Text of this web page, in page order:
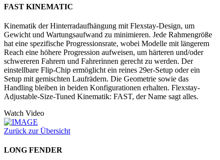
FAST KINEMATIC
Kinematik der Hinterradaufhängung mit Flexstay-Design, um
Gewicht und Wartungsaufwand zu minimieren. Jede Rahmengröße
hat eine spezifische Progressionsrate, wobei Modelle mit längerem
Reach eine höhere Progression aufweisen, um härteren und/oder
schwereren Fahrern und Fahrerinnen gerecht zu werden. Der
einstellbare Flip-Chip ermöglicht ein reines 29er-Setup oder ein
Setup mit gemischten Laufrädern. Die Geometrie sowie das
Handling bleiben in beiden Konfigurationen erhalten. Flexstay-
Adjustable-Size-Tuned Kinematik: FAST, der Name sagt alles.
Watch Video
Zurück zur Übersicht
LONG FENDER